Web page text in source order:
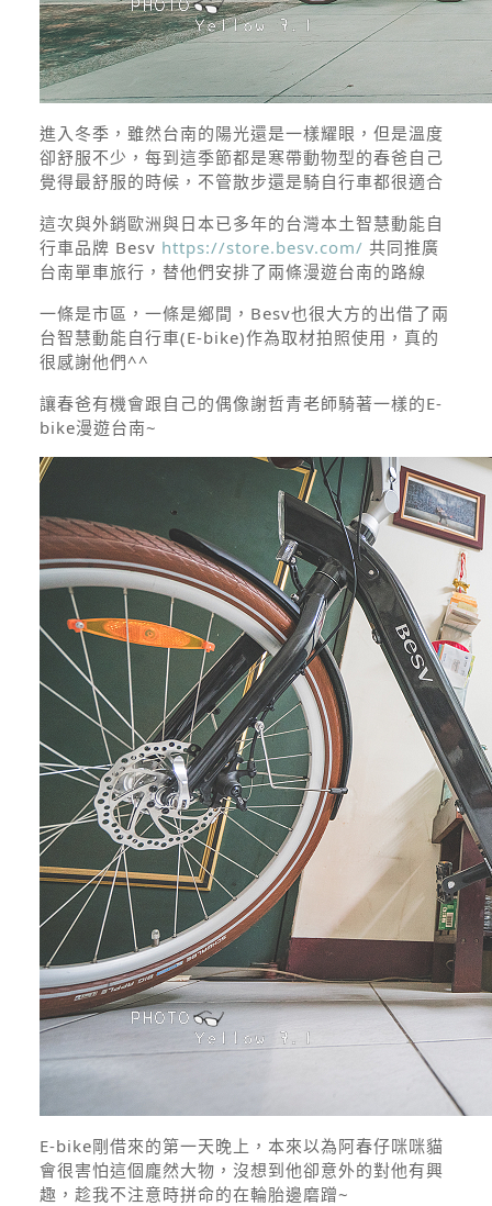
進入冬季，雖然台南的陽光還是一樣耀眼，但是溫度
卻舒服不少，每到這季節都是寒帶動物型的春爸自己
覺得最舒服的時候，不管散步還是騎自行車都很適合
這次與外銷歐洲與日本已多年的台灣本土智慧動能自
行車品牌 Besv https://store.besv.com/ 共同推廣
台南單車旅行，替他們安排了兩條漫遊台南的路線
一條是市區，一條是鄉間，Besv也很大方的出借了兩
台智慧動能自行車(E-bike)作為取材拍照使用，真的
很感謝他們^^
讓春爸有機會跟自己的偶像謝哲青老師騎著一樣的E-
bike漫遊台南~
E-bike剛借來的第一天晚上，本來以為阿春仔咪咪貓
會很害怕這個龐然大物，沒想到他卻意外的對他有興
趣，趁我不注意時拼命的在輪胎邊磨蹭~